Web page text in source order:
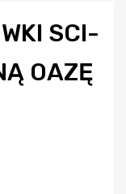
SCI-
OAZĘ